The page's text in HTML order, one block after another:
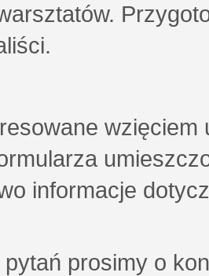
wzięciem
informacje
prosimy o